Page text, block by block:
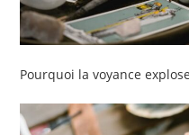
Pourquoi la voyance